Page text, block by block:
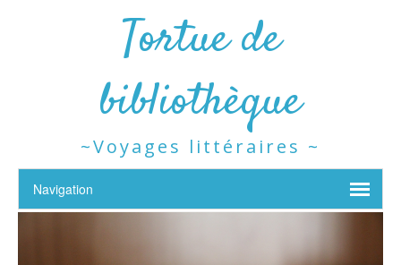
Tortue de
bibliothèque
~Voyages littéraires ~